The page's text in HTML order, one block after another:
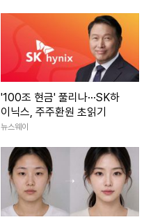
'100조 현금' 풀리나···SK하
이닉스, 주주환원 초읽기
뉴스웨이